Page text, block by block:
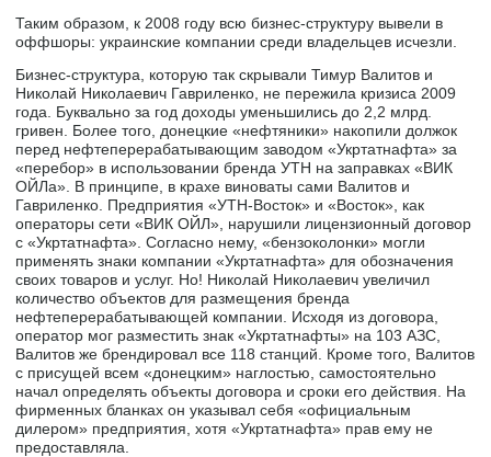
Таким образом, к 2008 году всю бизнес-структуру вывели в
оффшоры: украинские компании среди владельцев исчезли.
Бизнес-структура, которую так скрывали Тимур Валитов и
Николай Николаевич Гавриленко, не пережила кризиса 2009
года. Буквально за год доходы уменьшились до 2,2 млрд.
гривен. Более того, донецкие «нефтяники» накопили должок
перед нефтеперерабатывающим заводом «Укртатнафта» за
«перебор» в использовании бренда УТН на заправках «ВИК
ОЙЛа». В принципе, в крахе виноваты сами Валитов и
Гавриленко. Предприятия «УТН-Восток» и «Восток», как
операторы сети «ВИК ОЙЛ», нарушили лицензионный договор
с «Укртатнафта». Согласно нему, «бензоколонки» могли
применять знаки компании «Укртатнафта» для обозначения
своих товаров и услуг. Но! Николай Николаевич увеличил
количество объектов для размещения бренда
нефтеперерабатывающей компании. Исходя из договора,
оператор мог разместить знак «Укртатнафты» на 103 АЗС,
Валитов же брендировал все 118 станций. Кроме того, Валитов
с присущей всем «донецким» наглостью, самостоятельно
начал определять объекты договора и сроки его действия. На
фирменных бланках он указывал себя «официальным
дилером» предприятия, хотя «Укртатнафта» прав ему не
предоставляла.